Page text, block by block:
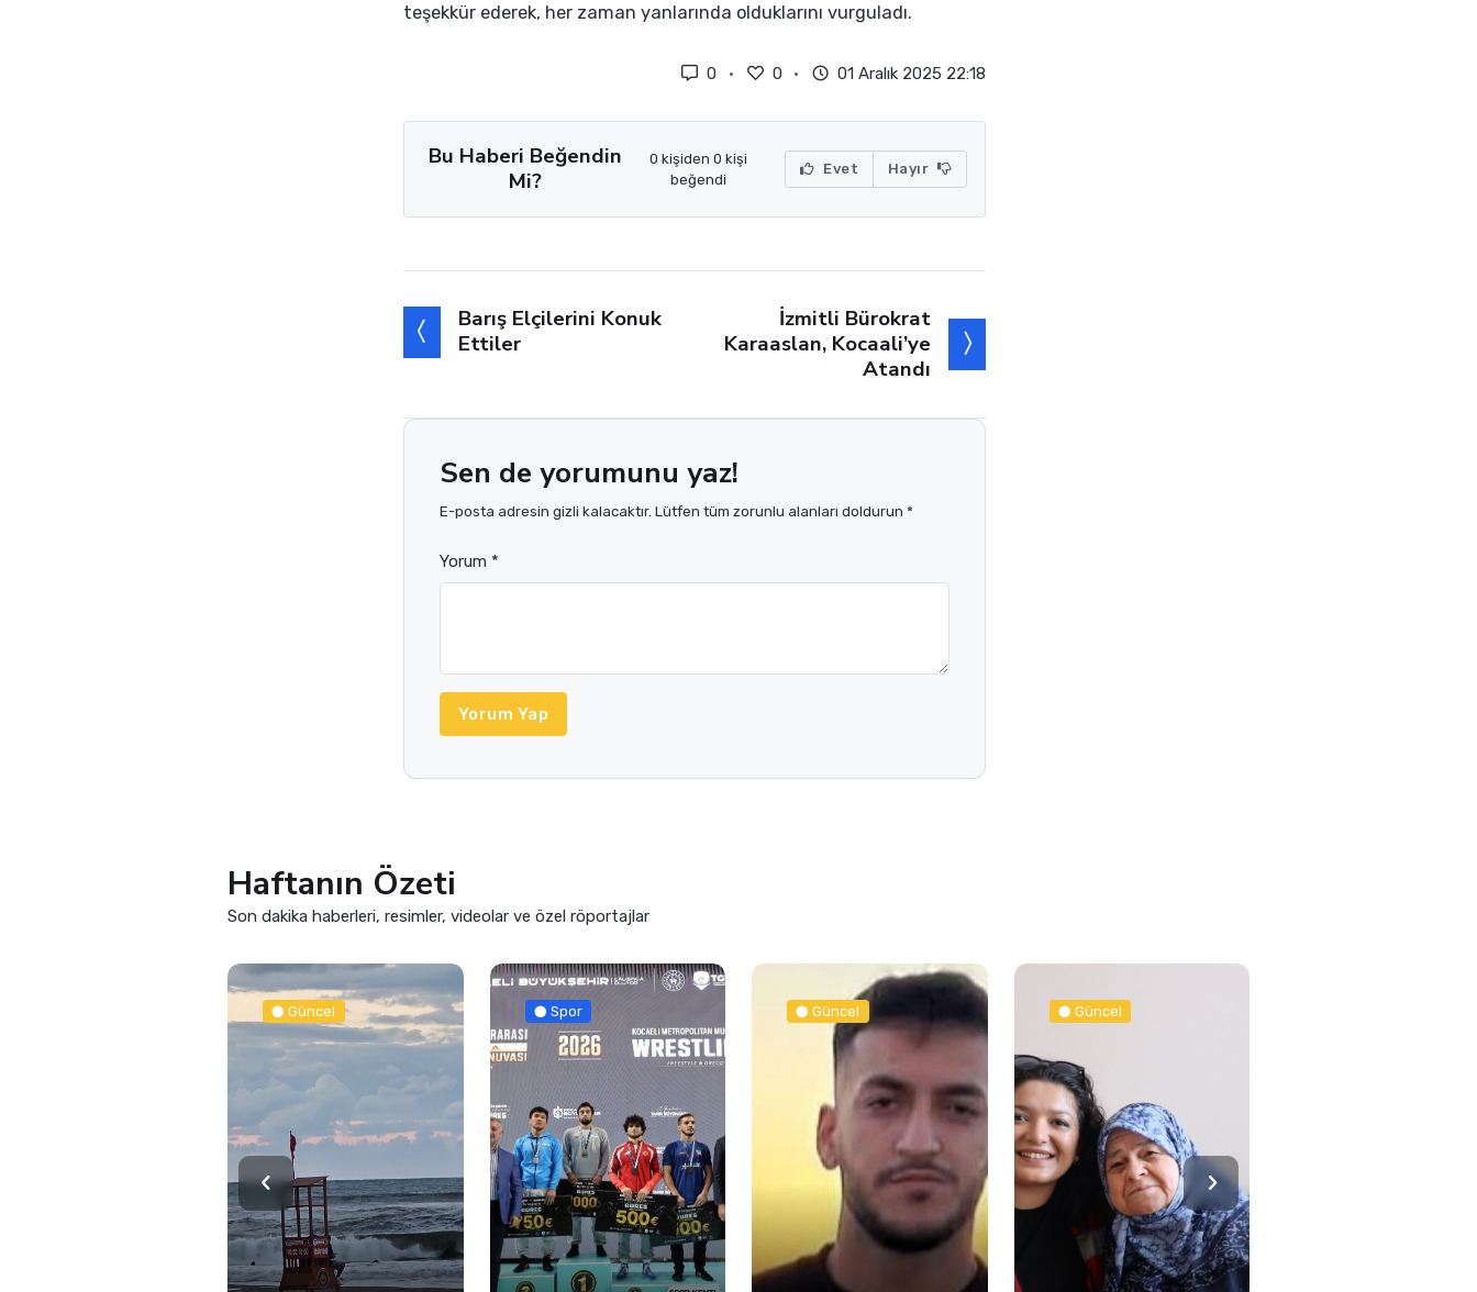
teşekkür ederek, her zaman yanlarında olduklarını vurguladı.
0 0 01 Aralık 2025 22:18
Bu Haberi Beğendin
Mi?
0 kişiden 0 kişi
beğendi
Evet Hayır
Barış Elçilerini Konuk
Ettiler
İzmitli Bürokrat
Karaaslan, Kocaali’ye
Atandı
Sen de yorumunu yaz!
E-posta adresin gizli kalacaktır. Lütfen tüm zorunlu alanları doldurun *
Yorum *
Yorum Yap
Haftanın Özeti
Son dakika haberleri, resimler, videolar ve özel röportajlar
Güncel Spor Güncel Güncel